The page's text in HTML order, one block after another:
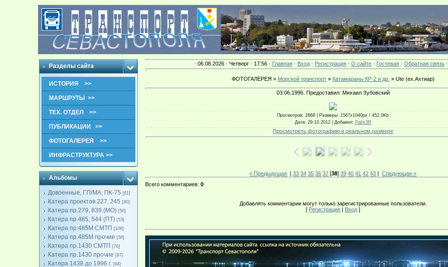
Разделы сайта
ИСТОРИЯ >>
МАРШРУТЫ >>
ТЕХ. ОТДЕЛ >>
ПУБЛИКАЦИИ >>
ФОТОГАЛЕРЕЯ >>
ИНФРАСТРУКТУРА >>
Альбомы
Довоенные, ГП/МА, ПК-75 [81]
Катера проектов 227, 245 [80]
Катера пр.279, 839 (МО) [50]
Катера пр.485, 544 (ПТ) [53]
Катера пр.485М СМТП [106]
Катера пр.485М прочие [56]
Катера пр.1430 СМТП [76]
Катера пр.1430 прочие [97]
Катера 1438 до 1996 г. [94]
· 06.08.2026 · Четверг · 17:56 · Главная· Вход· Регистрация· О сайте· Гостевая· Обратная связь·
ФОТОГАЛЕРЕЯ » Морской транспорт» Катамараны КР-2 и др. » Ute (ex.Ахтиар)
03.06.1996. Предоставил: Михаил Зубовский
Просмотров: 2668 | Размеры: 1567x1040px / 452.0Kb
Дата: 29.10.2012 | Добавил: Palm3R
Просмотреть фотографию в реальном размере
« Предыдущая |33 34 35 36 37 [38]39 40 41 42 43 |Следующая »
Всего комментариев:0
Добавлять комментарии могут только зарегистрированные пользователи.
[ Регистрация | Вход ]